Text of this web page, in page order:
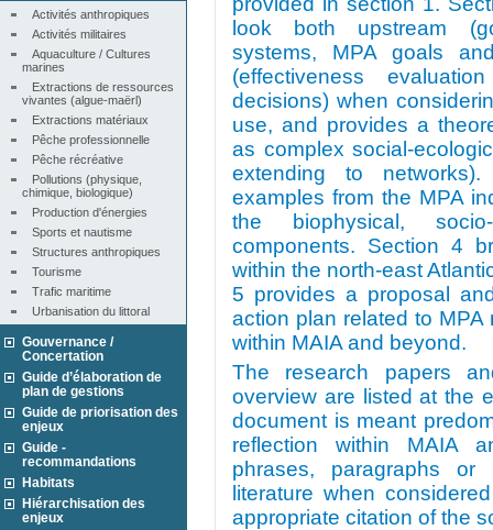
Activités anthropiques
Activités militaires
Aquaculture / Cultures
marines
Extractions de ressources
vivantes (algue-maërl)
Extractions matériaux
Pêche professionnelle
Pêche récréative
Pollutions (physique,
chimique, biologique)
Production d'énergies
Sports et nautisme
Structures anthropiques
Tourisme
Trafic maritime
Urbanisation du littoral
Gouvernance /
Concertation
Guide d’élaboration de
plan de gestions
Guide de priorisation des
enjeux
Guide -
recommandations
Habitats
Hiérarchisation des
enjeux
look both upstream
systems, MPA goals
(effectiveness
decisions) when
use, and provides a
as complex social-
extending to
examples from the MPA
the biophysical,
components. Section 4
within the north-east
5 provides a proposal
action plan related to
within MAIA and beyond.
The research papers
overview are listed at the
document is meant
reflection within MAIA
phrases, paragraphs
literature when
appropriate citation of the